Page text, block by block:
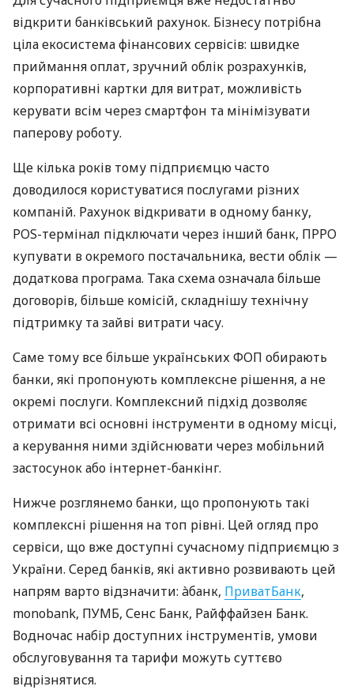
відкрити банківський рахунок. Бізнесу потрібна
ціла екосистема фінансових сервісів: швидке
приймання оплат, зручний облік розрахунків,
корпоративні картки для витрат, можливість
керувати всім через смартфон та мінімізувати
паперову роботу.
Ще кілька років тому підприємцю часто
доводилося користуватися послугами різних
компаній. Рахунок відкривати в одному банку,
POS-термінал підключати через інший банк, ПРРО
купувати в окремого постачальника, вести облік —
додаткова програма. Така схема означала більше
договорів, більше комісій, складнішу технічну
підтримку та зайві витрати часу.
Саме тому все більше українських ФОП обирають
банки, які пропонують комплексне рішення, а не
окремі послуги. Комплексний підхід дозволяє
отримати всі основні інструменти в одному місці,
а керування ними здійснювати через мобільний
застосунок або інтернет-банкінг.
Нижче розглянемо банки, що пропонують такі
комплексні рішення на топ рівні. Цей огляд про
сервіси, що вже доступні сучасному підприємцю з
України. Серед банків, які активно розвивають цей
напрям варто відзначити: àбанк, ПриватБанк,
monobank, ПУМБ, Сенс Банк, Райффайзен Банк.
Водночас набір доступних інструментів, умови
обслуговування та тарифи можуть суттєво
відрізнятися.